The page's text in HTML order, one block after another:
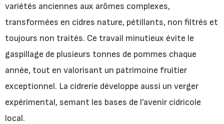
variétés anciennes aux arômes complexes,
transformées en cidres nature, pétillants, non filtrés et
toujours non traités. Ce travail minutieux évite le
gaspillage de plusieurs tonnes de pommes chaque
année, tout en valorisant un patrimoine fruitier
exceptionnel. La cidrerie développe aussi un verger
expérimental, semant les bases de l’avenir cidricole
local.